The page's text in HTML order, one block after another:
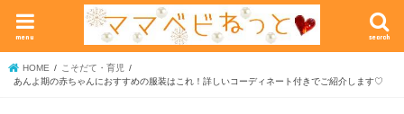
search
menu
HOME
こそだて・育児
あんよ期の赤ちゃんにおすすめの服装はこれ！詳しいコーディネート付きでご紹介します♡